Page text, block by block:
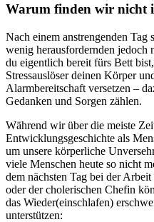
Warum finden wir nicht
Nach einem anstrengenden Tag
wenig herausfordernden jedoch
du eigentlich bereit fürs Bett
Stressauslöser deinen Körper
Alarmbereitschaft versetzen –
Gedanken und Sorgen zählen.
Während wir über die meiste
Entwicklungsgeschichte als
um unsere körperliche
viele Menschen heute so nicht
dem nächsten Tag bei der
oder der cholerischen Chefin
das Wieder(einschlafen)
unterstützen: